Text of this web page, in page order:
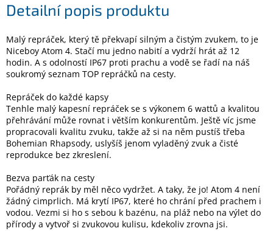
notebooky
Elektronika
Domácnost
%
Black
Friday
VÝPRODEJ
Akční
Detailní popis produktu
Malý repráček, který tě překvapí silným a čistým zvukem, to je
Niceboy Atom 4. Stačí mu jedno nabití a vydrží hrát až 12
hodin. A s odolností IP67 proti prachu a vodě se řadí na náš
soukromý seznam TOP repráčků na cesty.
Repráček do každé kapsy
Tenhle malý kapesní repráček se s výkonem 6 wattů a kvalitou
přehrávání může rovnat i větším konkurentům. Ještě víc jsme
propracovali kvalitu zvuku, takže až si na něm pustíš třeba
Bohemian Rhapsody, uslyšíš jenom vyladěný zvuk a čisté
reprodukce bez zkreslení.
Bezva parťák na cesty
Pořádný reprák by měl něco vydržet. A taky, že jo! Atom 4 není
žádný cimprlich. Má krytí IP67, které ho chrání před prachem i
vodou. Vezmi si ho s sebou k bazénu, na pláž nebo na výlet do
přírody a vytvoř si zvukovou kulisu, kdekoliv zrovna jsi.